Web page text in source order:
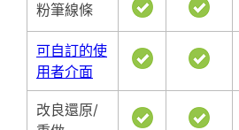
粉筆線條
可自訂的使
用者介面
改良還原/